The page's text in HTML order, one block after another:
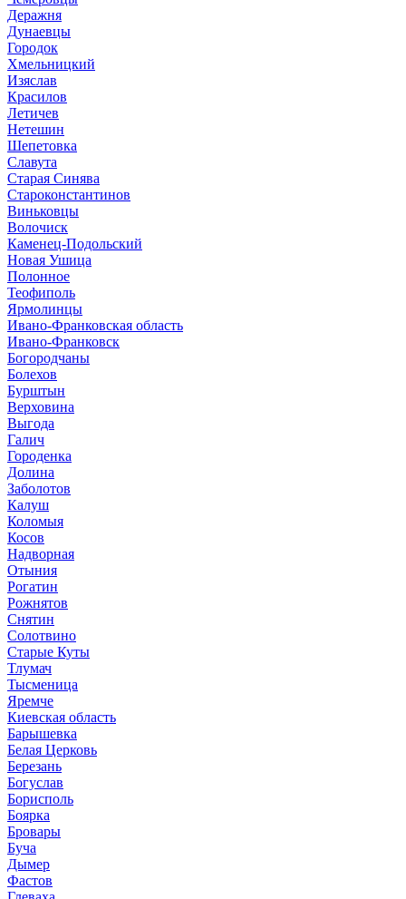
Деражня
Дунаевцы
Городок
Хмельницкий
Изяслав
Красилов
Летичев
Нетешин
Шепетовка
Славута
Старая Синява
Староконстантинов
Виньковцы
Волочиск
Каменец-Подольский
Новая Ушица
Полонное
Теофиполь
Ярмолинцы
Ивано-Франковская область
Ивано-Франковск
Богородчаны
Болехов
Бурштын
Верховина
Выгода
Галич
Городенка
Долина
Заболотов
Калуш
Коломыя
Косов
Надворная
Отыния
Рогатин
Рожнятов
Снятин
Солотвино
Старые Куты
Тлумач
Тысменица
Яремче
Киевская область
Барышевка
Белая Церковь
Березань
Богуслав
Борисполь
Боярка
Бровары
Буча
Дымер
Фастов